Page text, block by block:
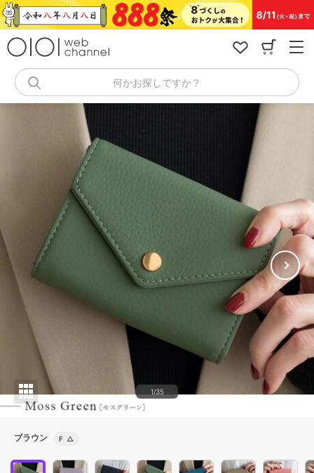
コ
ン
キ
何かお探しですか？
1/35
ブラウン F △